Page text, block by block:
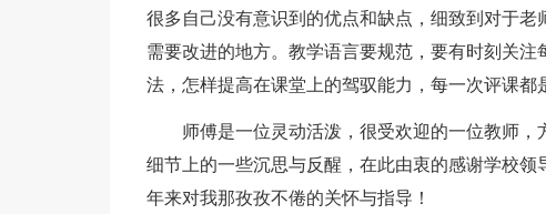
很多自己没有意识到的优点和缺点，细致到对于
需要改进的地方。教学语言要规范，要有时刻关
法，怎样提高在课堂上的驾驭能力，每一次评课都
师傅是一位灵动活泼，很受欢迎的一位教师
细节上的一些沉思与反醒，在此由衷的感谢学校
年来对我那孜孜不倦的关怀与指导！